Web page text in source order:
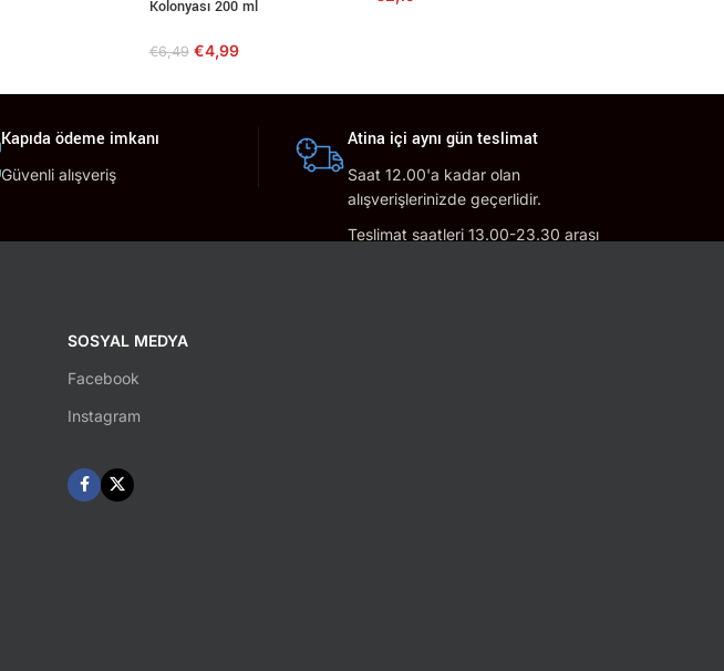
Kolonyası 200 ml
€6,49 €4,99
Kapıda ödeme imkanı
Güvenli alışveriş
Atina içi aynı gün teslimat
Saat 12.00'a kadar olan
alışverişlerinizde geçerlidir.
Teslimat saatleri 13.00-23.30 arası
SOSYAL MEDYA
Facebook
Instagram